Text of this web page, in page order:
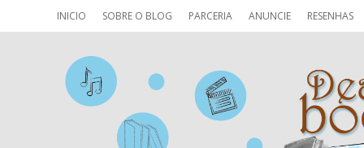
INICIO SOBRE O BLOG PARCERIA ANUNCIE RESENHAS